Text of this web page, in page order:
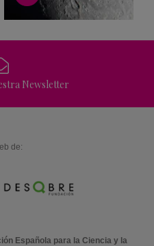
Newsletter
de:
Española para la Ciencia y la